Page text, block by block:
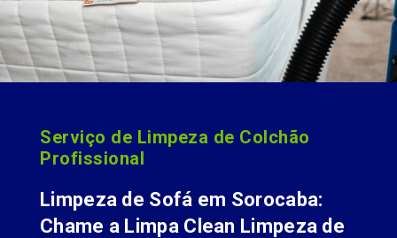
Serviço de Limpeza de Colchão
Profissional
Limpeza de Sofá em Sorocaba:
Chame a Limpa Clean Limpeza de